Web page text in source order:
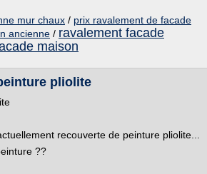
mur chaux / prix ravalement de facade
ancienne / ravalement facade
maison
pliolite
recouverte de peinture pliolite...
??